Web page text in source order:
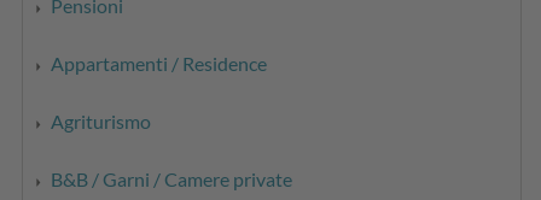
Pensioni
Appartamenti / Residence
Agriturismo
B&B / Garni / Camere private